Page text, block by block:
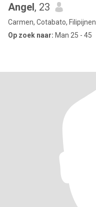
Angel, 23
Carmen, Cotabato, Filipijnen
Op zoek naar: Man 25 - 45